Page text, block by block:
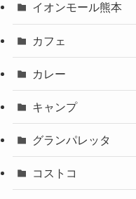
イオンモール熊本
カフェ
カレー
キャンプ
グランパレッタ
コストコ